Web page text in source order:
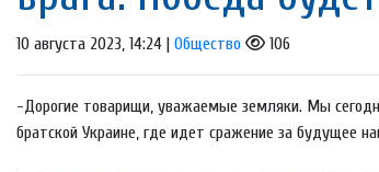
10 августа 2023, 14:24 | Общество 106
-Дорогие товарищи, уважаемые земляки. Мы
братской Украине, где идет сражение за будущее